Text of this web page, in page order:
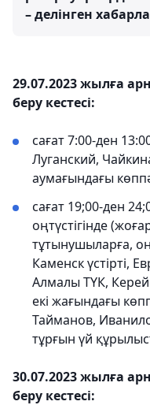
– делінген
29.07.2023 жылға
беру кестесі:
сағат 7:00-ден
Луганский,
аумағындағы
сағат 19;00-ден
оңтүстігінде
тұтынушыларға,
Каменск үстірті,
Алмалы ТҮК, Керей
екі жағындағы
Тайманов,
тұрғын үй
30.07.2023 жылға
беру кестесі: